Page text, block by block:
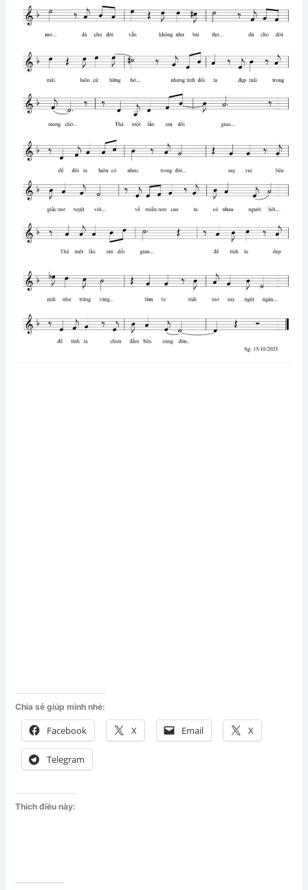
Chia sẻ giúp mình nhé:
Facebook X Email X
Telegram
Thích điều này: